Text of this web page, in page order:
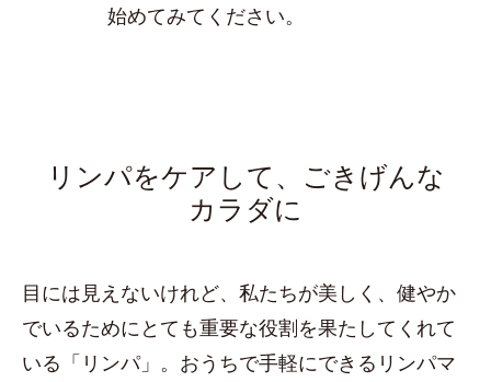
始めてみてください。
リンパをケアして、ごきげんな
カラダに
目には見えないけれど、私たちが美しく、健やか
でいるためにとても重要な役割を果たしてくれて
いる「リンパ」。おうちで手軽にできるリンパマ